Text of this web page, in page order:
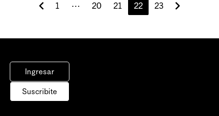
1 ⋯ 20 21 22 23
Ingresar
Suscribite